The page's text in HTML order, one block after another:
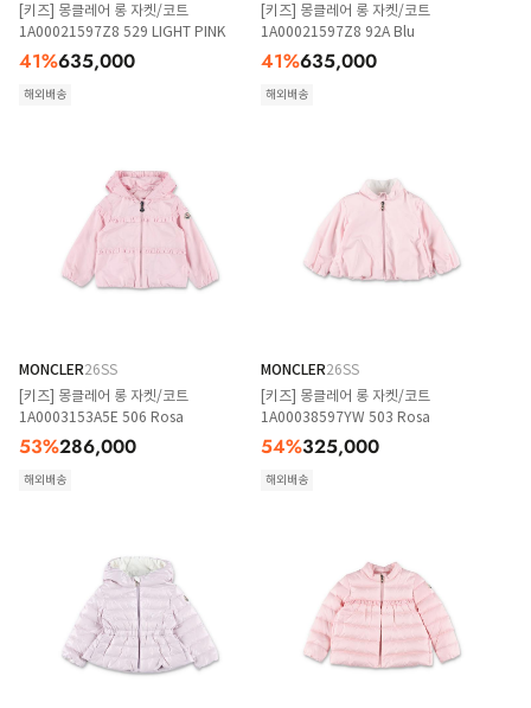
[키즈] 몽클레어 롱 자켓/코트
1A00021597Z8 529 LIGHT PINK
41%635,000
해외배송
[키즈] 몽클레어 롱 자켓/코트
1A00021597Z8 92A Blu
41%635,000
해외배송
MONCLER26SS
[키즈] 몽클레어 롱 자켓/코트
1A0003153A5E 506 Rosa
53%286,000
해외배송
MONCLER26SS
[키즈] 몽클레어 롱 자켓/코트
1A00038597YW 503 Rosa
54%325,000
해외배송